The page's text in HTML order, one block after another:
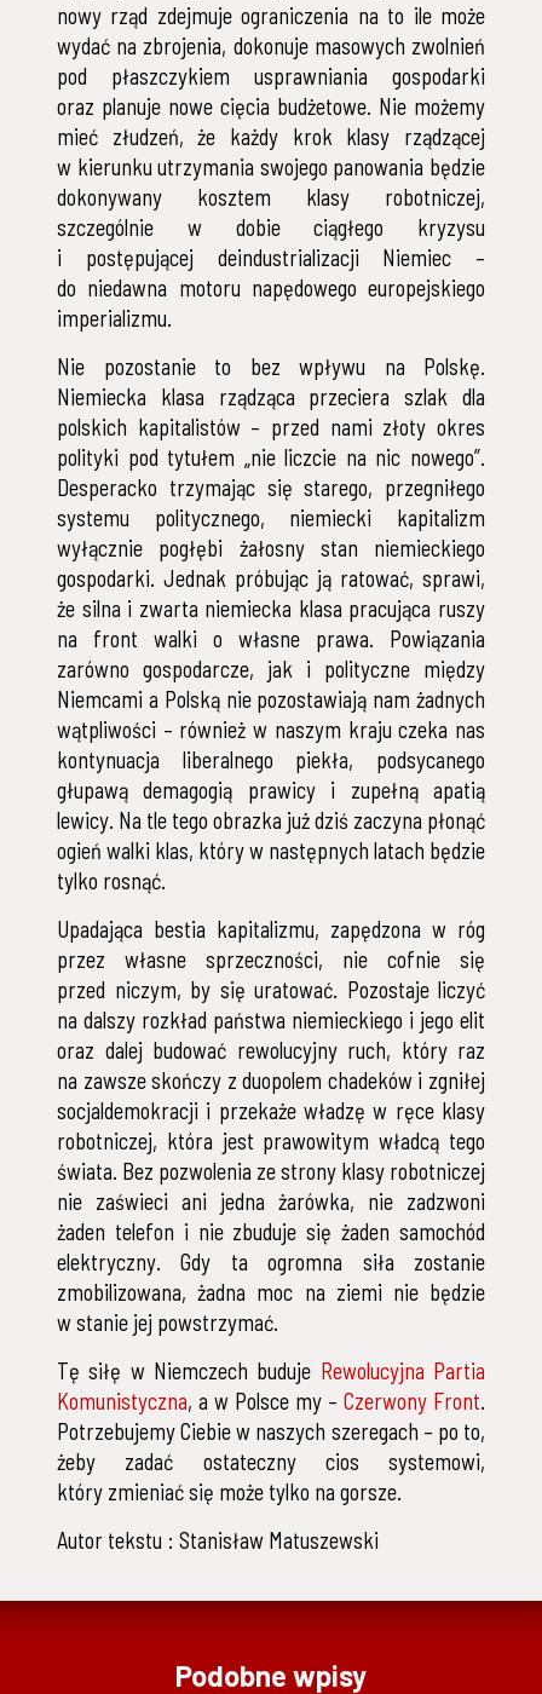
nowy rząd zdejmuje ograniczenia na to ile może
wydać na zbrojenia, dokonuje masowych zwolnień
pod płaszczykiem usprawniania gospodarki
oraz planuje nowe cięcia budżetowe. Nie możemy
mieć złudzeń, że każdy krok klasy rządzącej
w kierunku utrzymania swojego panowania będzie
dokonywany kosztem klasy robotniczej,
szczególnie w dobie ciągłego kryzysu
i postępującej deindustrializacji Niemiec –
do niedawna motoru napędowego europejskiego
imperializmu.
Nie pozostanie to bez wpływu na Polskę.
Niemiecka klasa rządząca przeciera szlak dla
polskich kapitalistów – przed nami złoty okres
polityki pod tytułem „nie liczcie na nic nowego”.
Desperacko trzymając się starego, przegniłego
systemu politycznego, niemiecki kapitalizm
wyłącznie pogłębi żałosny stan niemieckiego
gospodarki. Jednak próbując ją ratować, sprawi,
że silna i zwarta niemiecka klasa pracująca ruszy
na front walki o własne prawa. Powiązania
zarówno gospodarcze, jak i polityczne między
Niemcami a Polską nie pozostawiają nam żadnych
wątpliwości – również w naszym kraju czeka nas
kontynuacja liberalnego piekła, podsycanego
głupawą demagogią prawicy i zupełną apatią
lewicy. Na tle tego obrazka już dziś zaczyna płonąć
ogień walki klas, który w następnych latach będzie
tylko rosnąć.
Upadająca bestia kapitalizmu, zapędzona w róg
przez własne sprzeczności, nie cofnie się
przed niczym, by się uratować. Pozostaje liczyć
na dalszy rozkład państwa niemieckiego i jego elit
oraz dalej budować rewolucyjny ruch, który raz
na zawsze skończy z duopolem chadeków i zgniłej
socjaldemokracji i przekaże władzę w ręce klasy
robotniczej, która jest prawowitym władcą tego
świata. Bez pozwolenia ze strony klasy robotniczej
nie zaświeci ani jedna żarówka, nie zadzwoni
żaden telefon i nie zbuduje się żaden samochód
elektryczny. Gdy ta ogromna siła zostanie
zmobilizowana, żadna moc na ziemi nie będzie
w stanie jej powstrzymać.
Tę siłę w Niemczech buduje Rewolucyjna Partia
Komunistyczna, a w Polsce my –Czerwony Front.
Potrzebujemy Ciebie w naszych szeregach – po to,
żeby zadać ostateczny cios systemowi,
który zmieniać się może tylko na gorsze.
Autor tekstu : Stanisław Matuszewski
Podobne wpisy